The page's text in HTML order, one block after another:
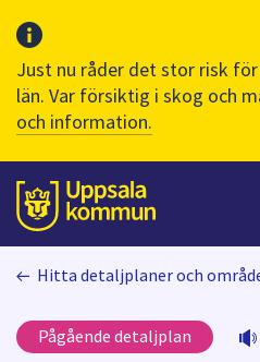
Just nu råder det stor risk
län. Var försiktig i skog och
och information.
Till sidans
huvudinnehåll
Hitta detaljplaner och
Pågående detaljplan